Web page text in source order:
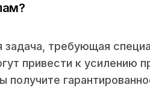
требующая
привести к усилению
получите